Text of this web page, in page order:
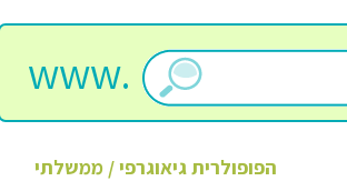
www.
הפופולריתגיאוגרפי / ממשלתי